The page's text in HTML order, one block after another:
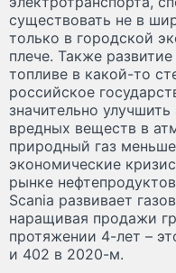
существовать не в
только в городской
плече. Также
топливе в какой-то
российское
значительно
вредных веществ в
природный газ
экономические
рынке
Scania развивает
наращивая продажи
протяжении 4-лет –
и 402 в 2020-м.